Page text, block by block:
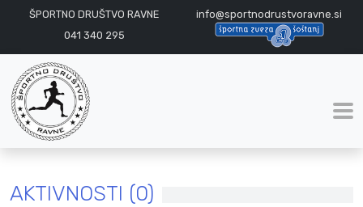
ŠPORTNO DRUŠTVO RAVNE
info@sportnodrustvoravne.si
041 340 295
AKTIVNOSTI (0)